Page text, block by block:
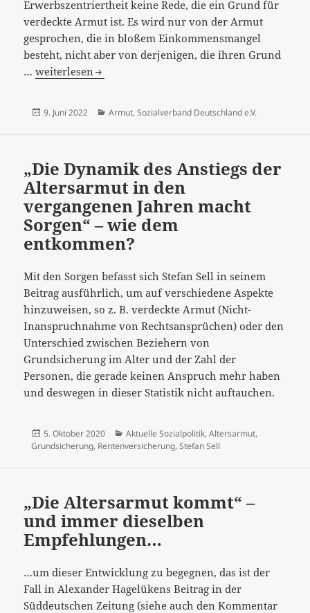
Erwerbszentriertheit keine Rede, die ein Grund für
verdeckte Armut ist. Es wird nur von der Armut
gesprochen, die in bloßem Einkommensmangel
besteht, nicht aber von derjenigen, die ihren Grund
…SoVD.TV:
Armut
uns
noch
leisten?“
–
Erwerbszentrierung…
weiterlesen
Veröffentlicht
9. Juni 2022 Kategorien
Armut, Sozialverband Deutschland e.V.
„Die Dynamik des Anstiegs der
Altersarmut in den
vergangenen Jahren macht
Sorgen“ – wie dem
entkommen?
Mit den Sorgen befasst sich Stefan Sell in seinem
Beitrag ausführlich, um auf verschiedene Aspekte
hinzuweisen, so z. B. verdeckte Armut (Nicht-
Inanspruchnahme von Rechtsansprüchen) oder den
Unterschied zwischen Beziehern von
Grundsicherung im Alter und der Zahl der
Personen, die gerade keinen Anspruch mehr haben
und deswegen in dieser Statistik nicht auftauchen.
Veröffentlicht
am
5. Oktober 2020 Kategorien
Aktuelle Sozialpolitik, Altersarmut,
Grundsicherung, Rentenversicherung, Stefan Sell
„Die Altersarmut kommt“ –
und immer dieselben
Empfehlungen…
…um dieser Entwicklung zu begegnen, das ist der
Fall in Alexander Hagelükens Beitrag in der
Süddeutschen Zeitung (siehe auch den Kommentar